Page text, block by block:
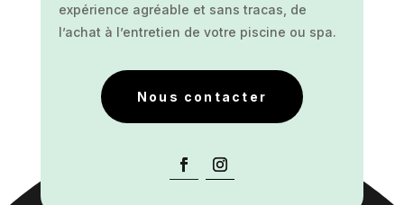
expérience agréable et sans tracas, de
l’achat à l’entretien de votre piscine ou spa.
Nous contacter